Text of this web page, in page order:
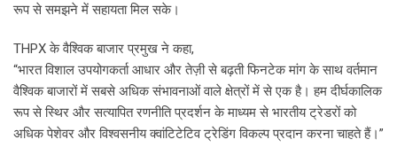
रूप से समझने में सहायता मिल सके।
THPX के वैश्विक बाजार प्रमुख ने कहा,
“भारत विशाल उपयोगकर्ता आधार और तेज़ी से बढ़ती फिनटेक मांग के साथ वर्तमान
वैश्विक बाजारों में सबसे अधिक संभावनाओं वाले क्षेत्रों में से एक है। हम दीर्घकालिक
रूप से स्थिर और सत्यापित रणनीति प्रदर्शन के माध्यम से भारतीय ट्रेडरों को
अधिक पेशेवर और विश्वसनीय क्वांटिटेटिव ट्रेडिंग विकल्प प्रदान करना चाहते हैं।”